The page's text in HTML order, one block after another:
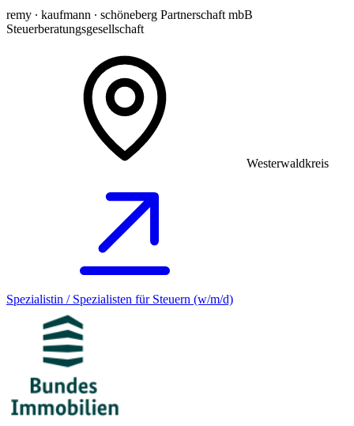
remy ∙ kaufmann ∙ schöneberg Partnerschaft mbB
Steuerberatungsgesellschaft
Westerwaldkreis
Spezialistin / Spezialisten für Steuern (w/m/d)